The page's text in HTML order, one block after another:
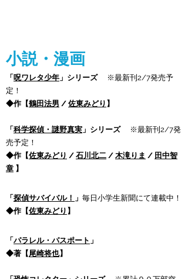
小説・漫画
「 呪ワレタ少年 」シリーズ
※最新刊2/7発売予
定！
◆作【鶴田法男 / 佐東みどり 】
「 科学探偵・謎野真実 」シリーズ
※最新刊2/7発
売予定！
◆作【佐東みどり / 石川北二 / 木滝りま / 田中智
章 】
「 探偵サバイバル！ 」 毎日小学生新聞にて連載中！
◆作【佐東みどり 】
「 パラレル・パスポート 」
◆著【尾崎将也】